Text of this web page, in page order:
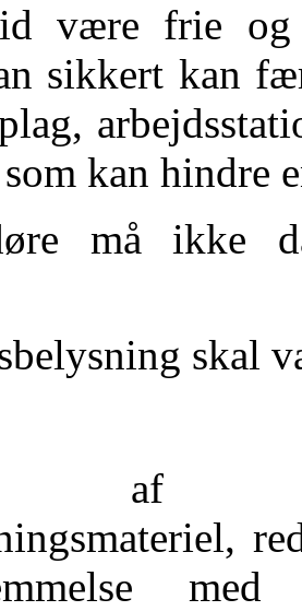
være frie og
sikkert kan
kan hindre
må ikke
skal
af